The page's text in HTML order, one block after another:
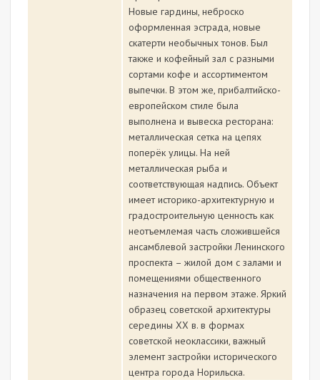
Новые гардины, неброско
оформленная эстрада, новые
скатерти необычных тонов. Был
также и кофейный зал с разными
сортами кофе и ассортиментом
выпечки. В этом же, прибалтийско-
европейском стиле была
выполнена и вывеска ресторана:
металлическая сетка на цепях
поперёк улицы. На ней
металлическая рыба и
соответствующая надпись. Объект
имеет историко-архитектурную и
градостроительную ценность как
неотъемлемая часть сложившейся
ансамблевой застройки Ленинского
проспекта – жилой дом с залами и
помещениями общественного
назначения на первом этаже. Яркий
образец советской архитектуры
середины ХХ в. в формах
советской неоклассики, важный
элемент застройки исторического
центра города Норильска.